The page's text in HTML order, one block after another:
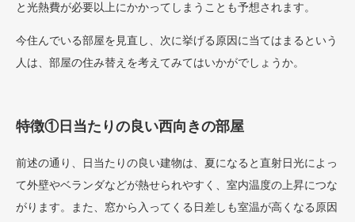
と光熱費が必要以上にかかってしまうことも予想されます。
今住んでいる部屋を見直し、次に挙げる原因に当てはまるという
人は、部屋の住み替えを考えてみてはいかがでしょうか。
特徴①日当たりの良い西向きの部屋
前述の通り、日当たりの良い建物は、夏になると直射日光によっ
て外壁やベランダなどが熱せられやすく、室内温度の上昇につな
がります。また、窓から入ってくる日差しも室温が高くなる原因